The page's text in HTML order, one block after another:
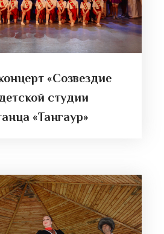
«Созвездие
студии
«Тангаур»